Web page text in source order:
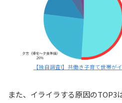
【独自調査!】共働き子育て世帯が
また、イライラする原因のTOP3